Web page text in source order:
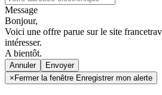
Message
Bonjour,
Voici une offre parue sur le site
intéresser.
A bientôt.
Annuler
×Fermer la fenêtre Enregistrer mon alerte